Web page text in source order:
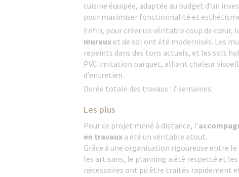
cuisine équipée, adaptée au budget d’un
pour maximiser fonctionnalité et
Enfin, pour créer un véritable coup de cœur,
muraux et de sol ont été modernisés. Les
repeints dans des tons actuels, et les sols
PVC imitation parquet, alliant chaleur
d’entretien.
Durée totale des travaux : 7 semaines.
Les plus
Pour ce projet mené à distance, l’
en travaux a été un véritable atout.
Grâce à une organisation rigoureuse entre
les artisans, le planning a été respecté et
nécessaires ont pu être traités rapidement